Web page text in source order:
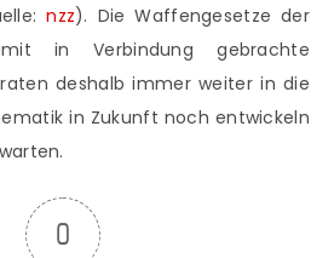
nzz). Die Waffengesetze der
in Verbindung gebrachte
deshalb immer weiter in die
in Zukunft noch entwickeln
0